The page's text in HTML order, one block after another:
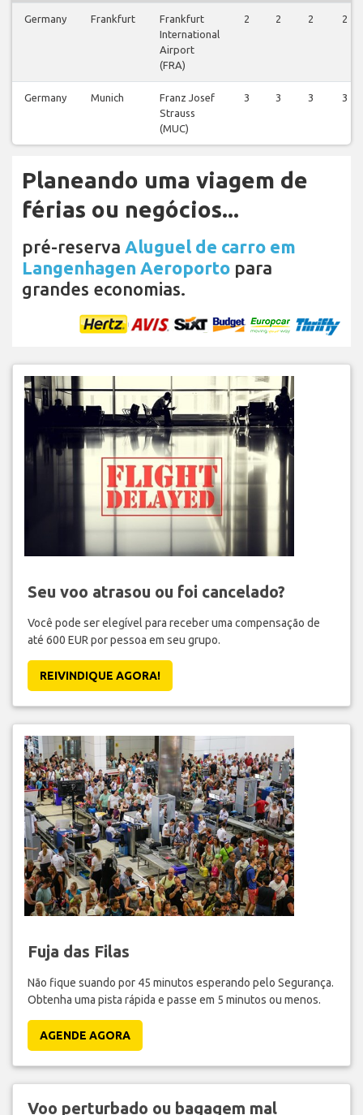
Germany Frankfurt
Frankfurt
International
Airport
(FRA)
2 2 2 2
Germany Munich
Franz Josef
Strauss
(MUC)
3 3 3 3
Planeando uma viagem de
férias ou negócios...
pré-reserva Aluguel de carro em
Langenhagen Aeroporto para
grandes economias.
Seu voo atrasou ou foi cancelado?
Você pode ser elegível para receber uma compensação de
até 600 EUR por pessoa em seu grupo.
REIVINDIQUE AGORA!
Fuja das Filas
Não fique suando por 45 minutos esperando pelo Segurança.
Obtenha uma pista rápida e passe em 5 minutos ou menos.
AGENDE AGORA
Voo perturbado ou bagagem mal